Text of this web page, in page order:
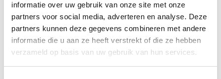
informatie over uw gebruik van onze site met onze
partners voor social media, adverteren en analyse. Deze
partners kunnen deze gegevens combineren met andere
informatie die u aan ze heeft verstrekt of die ze hebben
verzameld op basis van uw gebruik van hun services.